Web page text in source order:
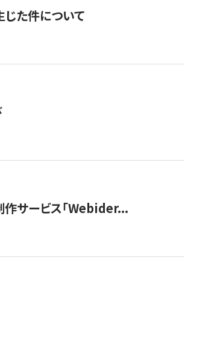
た件について
作サービス「Webider...